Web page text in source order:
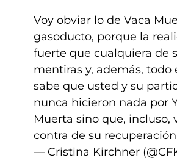
Voy obviar lo de Vaca
gasoducto, porque la
fuerte que cualquiera de
mentiras y, además, todo
sabe que usted y su
nunca hicieron nada por
Muerta sino que, incluso,
contra de su
— Cristina Kirchner